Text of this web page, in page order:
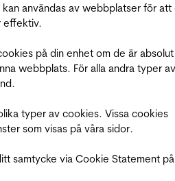
användas av webbplatser för att
effektiv.
på din enhet om de är absolut
webbplats. För alla andra typer av
typer av cookies. Vissa cookies
som visas på våra sidor.
samtycke via Cookie Statement